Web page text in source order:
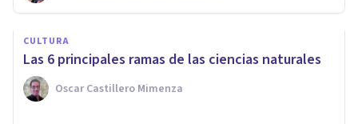
CULTURA
Las 6 principales ramas de las ciencias naturales
Oscar Castillero Mimenza
16 animales en peligro de
extinción en México